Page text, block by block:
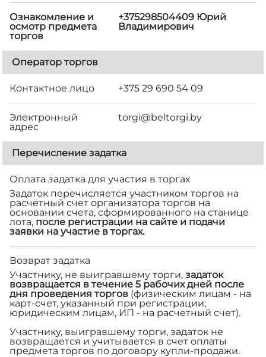
Ознакомление и
осмотр предмета
торгов
+375298504409 Юрий
Владимирович
Оператор торгов
Контактное лицо +375 29 690 54 09
Электронный
адрес
torgi@beltorgi.by
Перечисление задатка
Оплата задатка для участия в торгах
Задаток перечисляется участником торгов на
расчетный счет организатора торгов на
основании счета, сформированного на станице
лота, после регистрации на сайте и подачи
заявки на участие в торгах.
Возврат задатка
Участнику, не выигравшему торги, задаток
возвращается в течение 5 рабочих дней после
дня проведения торгов (физическим лицам - на
карт-счет, указанный при регистрации;
юридическим лицам, ИП - на расчетный счет).
Участнику, выигравшему торги, задаток не
возвращается и учитывается в счет оплаты
предмета торгов по договору купли-продажи.